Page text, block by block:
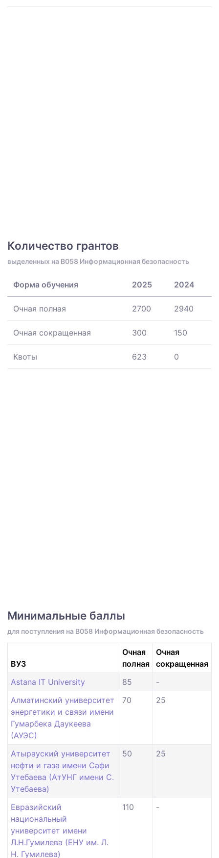
Количество грантов
выделенных на B058 Информационная безопасность
Форма обучения 2025 2024
Очная полная 2700 2940
Очная сокращенная 300 150
Квоты 623 0
Минимальные баллы
для поступления на B058 Информационная безопасность
ВУЗ
Очная
полная
Очная
сокращенная
Astana IT University
85
-
Алматинский университет
энергетики и связи имени
Гумарбека Даукеева
(АУЭС)
70 25
Атырауский университет
нефти и газа имени Сафи
Утебаева (АтУНГ имени С.
Утебаева)
50 25
Евразийский
национальный
университет имени
Л.Н.Гумилева (ЕНУ им. Л.
Н. Гумилева)
110 -